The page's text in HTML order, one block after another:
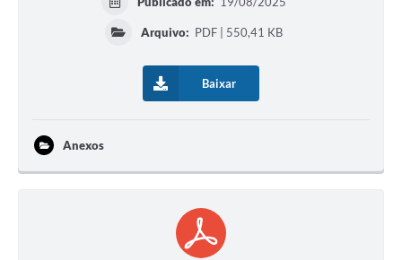
Arquivo: PDF | 550,41 KB
Baixar
Anexos